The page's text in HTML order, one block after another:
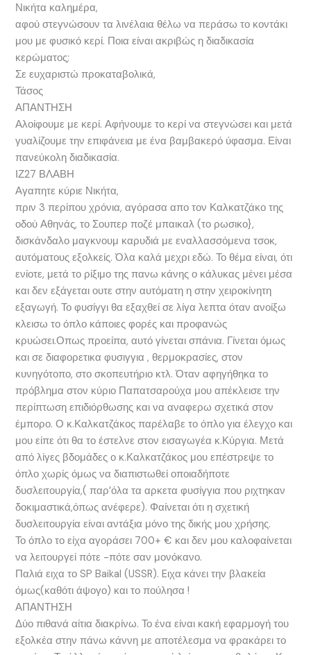
Νικήτα καλημέρα,
αφού στεγνώσουν τα λινέλαια θέλω να περάσω το κοντάκι
μου με φυσικό κερί. Ποια είναι ακριβώς η διαδικασία
κερώματος;
Σε ευχαριστώ προκαταβολικά,
Τάσος
ΑΠΑΝΤΗΣΗ
Αλοίφουμε με κερί. Αφήνουμε το κερί να στεγνώσει και μετά
γυαλίζουμε την επιφάνεια με ένα βαμβακερό ύφασμα. Είναι
πανεύκολη διαδικασία.
ΙΖ27 ΒΛΑΒΗ
Αγαπητε κύριε Νικήτα,
πριν 3 περίπου χρόνια, αγόρασα απο τον Καλκατζάκο της
οδού Αθηνάς, το Σουπερ ποζέ μπαικαλ (το ρωσικο},
δισκάνδαλο μαγκνουμ καρυδιά με εναλλασσόμενα τσοκ,
αυτόματους εξολκείς. Όλα καλά μεχρι εδώ. Το θέμα είναι, ότι
ενίοτε, μετά το ρίξιμο της πανω κάνης ο κάλυκας μένει μέσα
και δεν εξάγεται ουτε στην αυτόματη η στην χειροκίνητη
εξαγωγή. Το φυσίγγι θα εξαχθεί σε λίγα λεπτα όταν ανοίξω
κλεισω το όπλο κάποιες φορές και προφανώς
κρυώσει.Οπως προείπα, αυτό γίνεται σπάνια. Γίνεται όμως
και σε διαφορετικα φυσιγγια , θερμοκρασίες, στον
κυνηγότοπο, στο σκοπευτήριο κτλ. Όταν αφηγήθηκα το
πρόβλημα στον κύριο Παπατσαρούχα μου απέκλεισε την
περίπτωση επιδιόρθωσης και να αναφερω σχετικά στον
έμπορο. Ο κ.Καλκατζάκος παρέλαβε το όπλο για έλεγχο και
μου είπε ότι θα το έστελνε στον εισαγωγέα κ.Κύργια. Μετά
από λίγες βδομάδες ο κ.Καλκατζάκος μου επέστρεψε το
όπλο χωρίς όμως να διαπιστωθεί οποιαδήποτε
δυσλειτουργία,( παρ’όλα τα αρκετα φυσίγγια που ριχτηκαν
δοκιμαστικά,όπως ανέφερε). Φαίνεται ότι η σχετική
δυσλειτουργία είναι αντάξια μόνο της δικής μου χρήσης.
Το όπλο το είχα αγοράσει 700+ € και δεν μου καλοφαίνεται
να λειτουργεί πότε -πότε σαν μονόκανο.
Παλιά ειχα το SP Baikal (USSR). Eιχα κάνει την βλακεία
όμως(καθότι άψογο) και το πούλησα !
ΑΠΑΝΤΗΣΗ
Δύο πιθανά αίτια διακρίνω. Το ένα είναι κακή εφαρμογή του
εξολκέα στην πάνω κάννη με αποτέλεσμα να φρακάρει το